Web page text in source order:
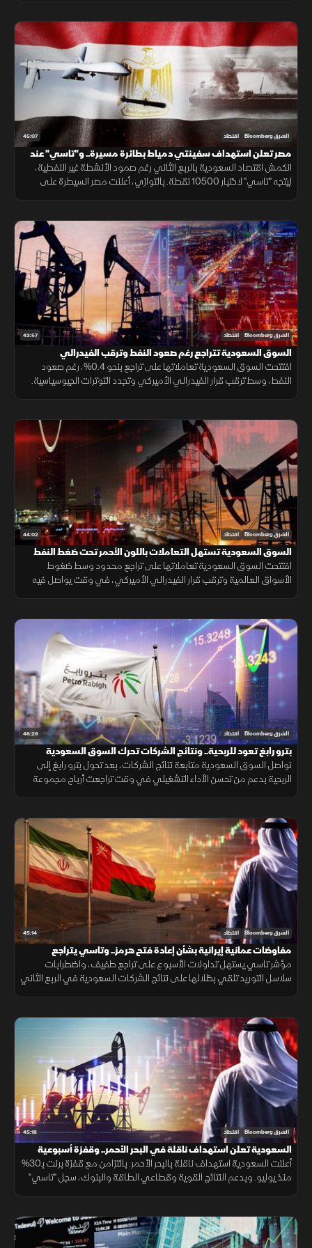
45:07 الشرق Bloomberg اقتصاد
مصر تعلن استهداف سفينتي دمياط بطائرة مسيرة.. و"تاسي" عند
10500 نقطة
انكمش اقتصاد السعودية بالربع الثاني رغم صمود الأنشطة غير النفطية،
ليتجه "تاسي" لاختبار 10500 نقطة. بالتوازي، أعلنت مصر السيطرة على
43:57 الشرق Bloomberg اقتصاد
السوق السعودية تتراجع رغم صعود النفط وترقب الفيدرالي
افتتحت السوق السعودية تعاملاتها على تراجع بنحو 0.4%، رغم صعود
النفط، وسط ترقب قرار الفيدرالي الأميركي وتجدد التوترات الجيوسياسية.
44:02 الشرق Bloomberg اقتصاد
السوق السعودية تستهل التعاملات باللون الأحمر تحت ضغط النفط
افتتحت السوق السعودية تعاملاتها على تراجع محدود وسط ضغوط
الأسواق العالمية وترقب قرار الفيدرالي الأميركي، في وقت يواصل فيه
46:26 الشرق Bloomberg اقتصاد
بترو رابغ تعود للربحية.. ونتائج الشركات تحرك السوق السعودية
تواصل السوق السعودية متابعة نتائج الشركات، بعد تحول بترو رابغ إلى
الربحية بدعم من تحسن الأداء التشغيلي في وقت تراجعت أرباح مجموعة
45:14 الشرق Bloomberg اقتصاد
مفاوضات عمانية إيرانية بشأن إعادة فتح هرمز.. وتاسي يتراجع
مؤشر تاسي يستهل تداولات الأسبوع على تراجع طفيف، واضطرابات
سلاسل التوريد تلقي بظلالها على نتائج الشركات السعودية في الربع الثاني
45:18 الشرق Bloomberg اقتصاد
السعودية تعلن استهداف ناقلة في البحر الأحمر.. وقفزة أسبوعية
لـ"تاسي"
أعلنت السعودية استهداف ناقلة بالبحر الأحمر. بالتزامن مع قفزة برنت بـ30%
منذ يوليو. وبدعم النتائج القوية وقطاعي الطاقة والبنوك، سجل "تاسي"